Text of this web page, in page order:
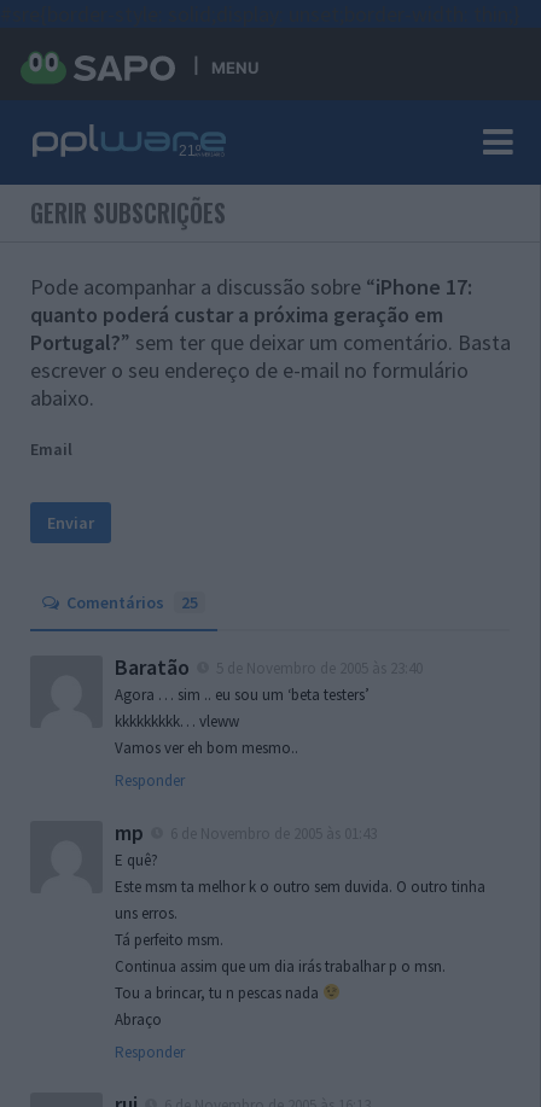
MENU
GERIR SUBSCRIÇÕES
Pode acompanhar a discussão sobre “iPhone 17:
quanto poderá custar a próxima geração em
Portugal?” sem ter que deixar um comentário. Basta
escrever o seu endereço de e-mail no formulário
abaixo.
Email
Comentários 25
Baratão
Agora … sim .. eu sou um ‘beta testers’
kkkkkkkkk… vleww
Vamos ver eh bom mesmo..
Responder
mp
E quê?
Este msm ta melhor k o outro sem duvida. O outro tinha
uns erros.
Tá perfeito msm.
Continua assim que um dia irás trabalhar p o msn.
Tou a brincar, tu n pescas nada
Abraço
Responder